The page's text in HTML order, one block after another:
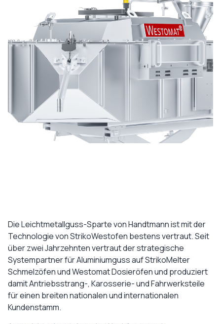
Die Leichtmetallguss-Sparte von Handtmann ist mit der
Technologie von StrikoWestofen bestens vertraut. Seit
über zwei Jahrzehnten vertraut der strategische
Systempartner für Aluminiumguss auf StrikoMelter
Schmelzöfen und Westomat Dosieröfen und produziert
damit Antriebsstrang-, Karosserie- und Fahrwerksteile
für einen breiten nationalen und internationalen
Kundenstamm.